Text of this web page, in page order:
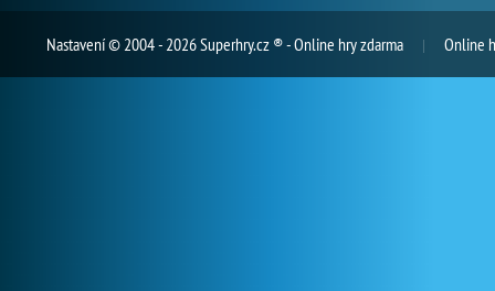
Nastavení© 2004 - 2026 Superhry.cz ® - Online hry zdarma Online